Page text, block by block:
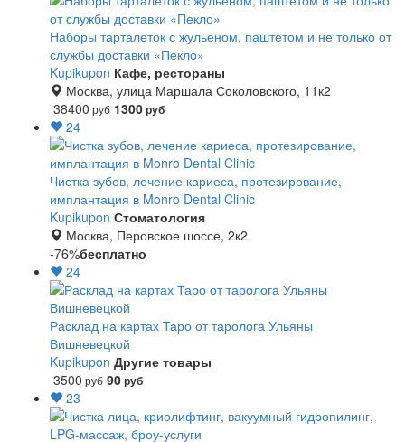
Наборы тарталеток с жульеном, паштетом и не только от
службы доставки «Пекло»
Kupikupon Кафе, рестораны
Москва, улица Маршала Соколовского, 11к2
38400 руб 1300руб
24
Чистка зубов, лечение кариеса, протезирование,
имплантация в Monro Dental Clinic
Kupikupon Стоматология
Москва, Перовское шоссе, 2к2
-76%бесплатно
24
Расклад на картах Таро от таролога Ульяны
Вишневецкой
Kupikupon Другие товары
3500 руб 90руб
23